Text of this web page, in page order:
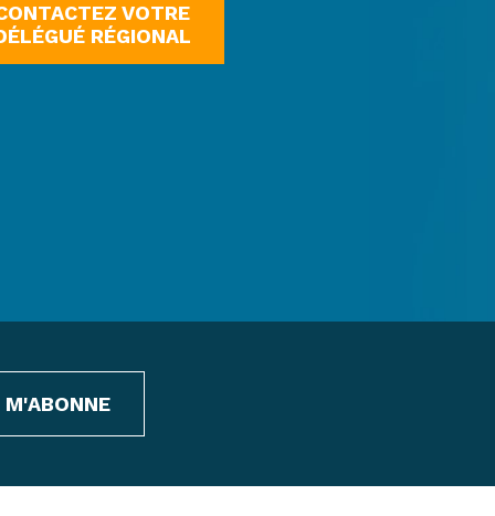
VOTRE
RÉGIONAL
M'ABONNE